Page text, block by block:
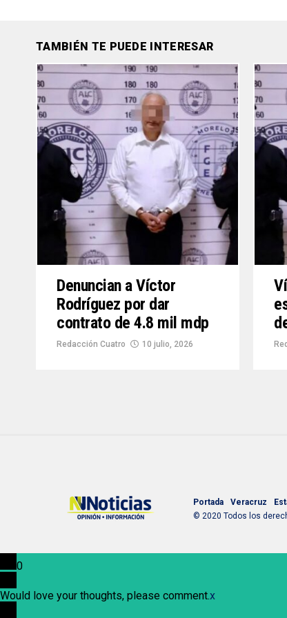
TAMBIÉN TE PUEDE INTERESAR
Denuncian a Víctor
Rodríguez por dar
contrato de 4.8 mil mdp
Redacción Cuatro 10 julio, 2026
Portada Veracruz
© 2020 Todos los
0
Would love your thoughts, please comment.x